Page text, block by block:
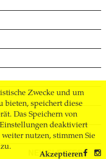
Zwecke und um
bieten, speichert diese
Das Speichern von
deaktiviert
nutzen, stimmen Sie
Akzeptieren
NEWSLETTER